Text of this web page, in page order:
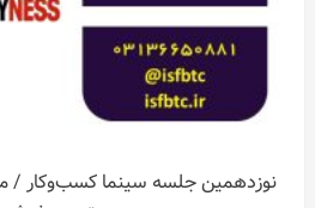
نوزدهمین جلسه سینما کسب‌وکار /